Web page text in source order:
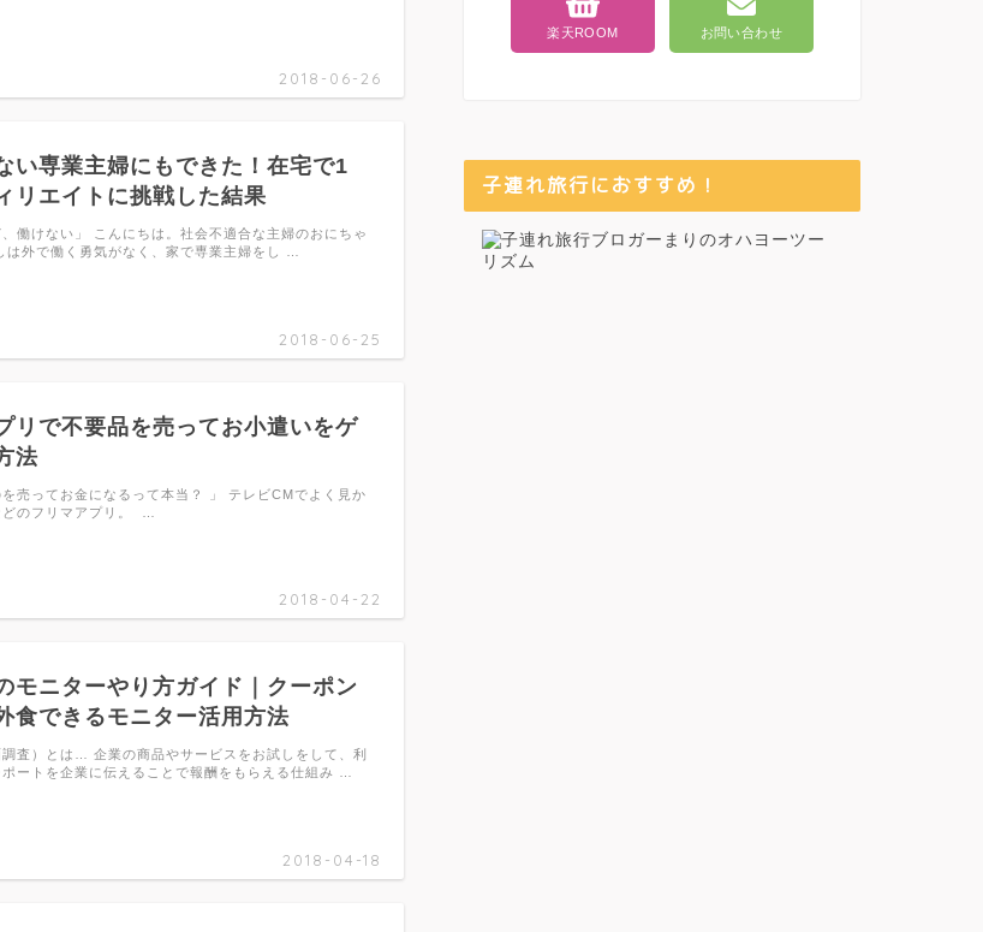
2018-06-26
い専業主婦にもできた！在宅で1
リエイトに挑戦した結果
2018-06-25
、働けない」 こんにちは。社会不適合な主婦のおにちゃ
は外で働く勇気がなく、家で専業主婦をし …
リで不要品を売ってお小遣いをゲ
法
2018-04-22
を売ってお金になるって本当？ 」 テレビCMでよく見か
どのフリマアプリ。 …
モニターやり方ガイド｜クーポン
食できるモニター活用方法
2018-04-18
査）とは… 企業の商品やサービスをお試しをして、利
ポートを企業に伝えることで報酬をもらえる仕組み …
楽天ROOM お問い合わせ
子連れ旅行におすすめ！